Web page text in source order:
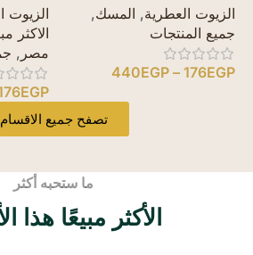
الزيوت العطرية, المسك,
جميع المنتجات
176EGP
–
440EGP
الزيوت
الاكثر
مصر ,
EGP
تصفح جميع الاقسام
ما ستحبه أكثر
الأكثر مبيعًا هذا